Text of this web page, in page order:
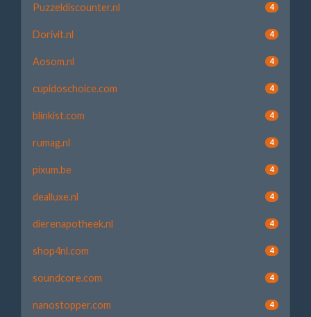
Puzzeldiscounter.nl 4
Dorivit.nl 4
Aosom.nl 4
cupidoschoice.com 4
blinkist.com 4
rumag.nl 4
pixum.be 4
dealluxe.nl 4
dierenapotheek.nl 4
shop4nl.com 4
soundcore.com 4
nanostopper.com 4